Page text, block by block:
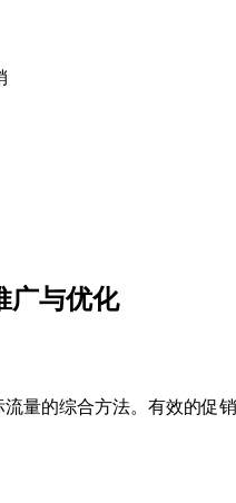
广与优化
量的综合方法。有效的